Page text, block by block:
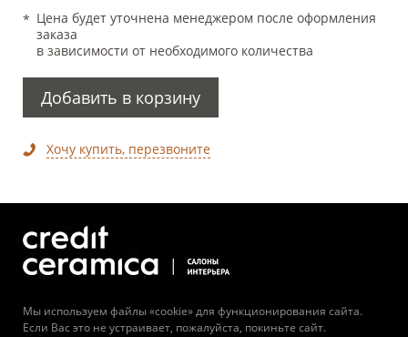
Цена будет уточнена менеджером после оформления
заказа
в зависимости от необходимого количества
Добавить в корзину
Хочу купить, перезвоните
Мы используем файлы «cookie» для функционирования сайта.
Если Вас это не устраивает, пожалуйста, покиньте сайт.